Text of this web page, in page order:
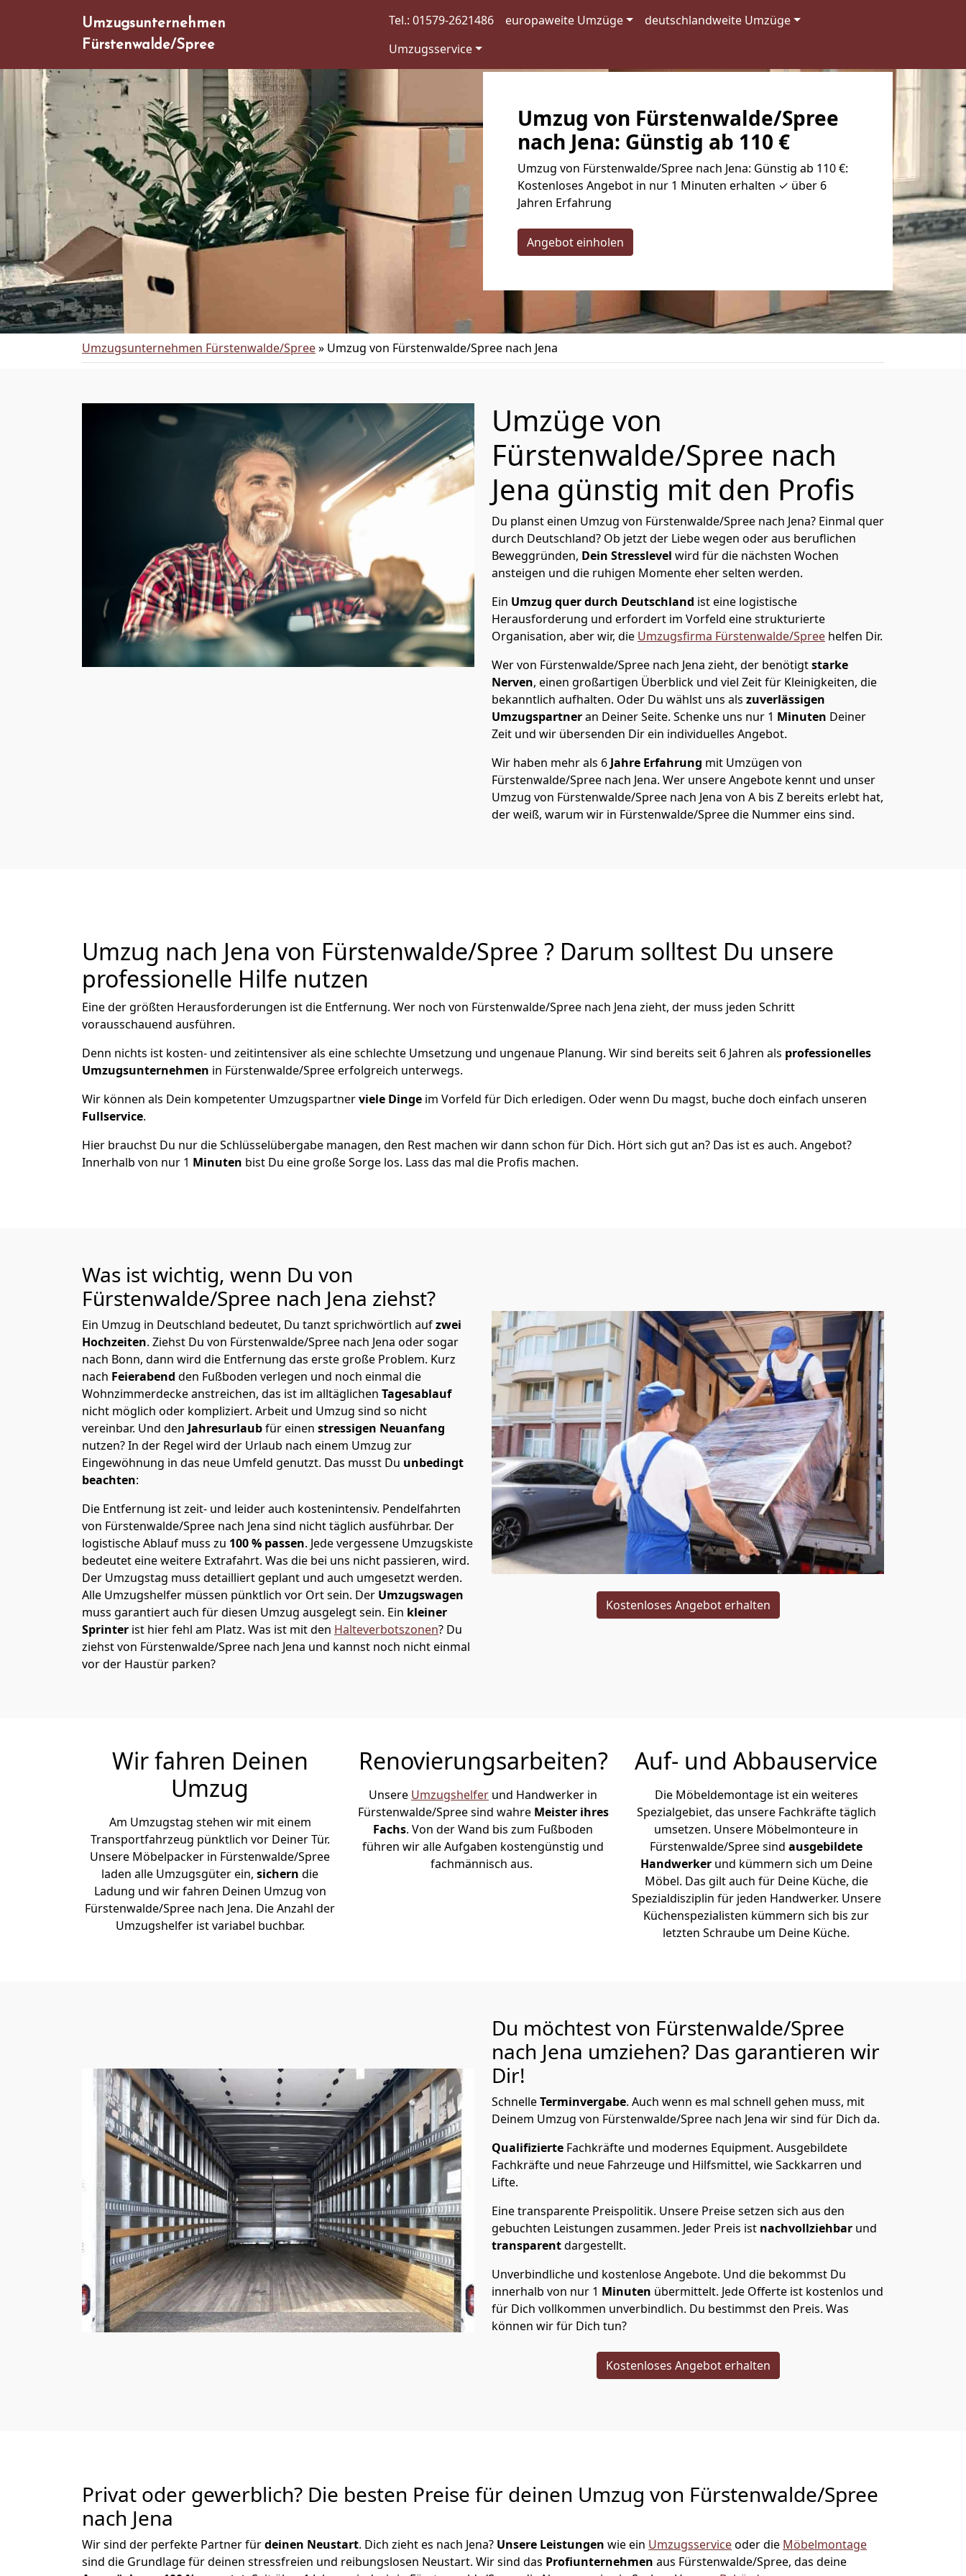
Umzugsunternehmen
Fürstenwalde/Spree
Tel.: 01579-2621486 europaweite Umzüge
deutschlandweite Umzüge
Umzugsservice
Umzug von Fürstenwalde/Spree
nach Jena: Günstig ab 110 €
Umzug von Fürstenwalde/Spree nach Jena: Günstig ab 110 €:
Kostenloses Angebot in nur 1 Minuten erhalten ✓ über 6
Jahren Erfahrung
Angebot einholen
Umzugsunternehmen Fürstenwalde/Spree» Umzug von Fürstenwalde/Spree nach Jena
Umzüge von
Fürstenwalde/Spree nach
Jena günstig mit den Profis
Du planst einen Umzug von Fürstenwalde/Spree nach Jena? Einmal quer
durch Deutschland? Ob jetzt der Liebe wegen oder aus beruflichen
Beweggründen, Dein Stresslevel wird für die nächsten Wochen
ansteigen und die ruhigen Momente eher selten werden.
Ein Umzug quer durch Deutschland ist eine logistische
Herausforderung und erfordert im Vorfeld eine strukturierte
Organisation, aber wir, die Umzugsfirma Fürstenwalde/Spree helfen Dir.
Wer von Fürstenwalde/Spree nach Jena zieht, der benötigtstarke
Nerven, einen großartigen Überblick und viel Zeit für Kleinigkeiten, die
bekanntlich aufhalten. Oder Du wählst uns als zuverlässigen
Umzugspartneran Deiner Seite. Schenke uns nur 1 Minuten Deiner
Zeit und wir übersenden Dir ein individuelles Angebot.
Wir haben mehr als 6 Jahre Erfahrung mit Umzügen von
Fürstenwalde/Spree nach Jena. Wer unsere Angebote kennt und unser
Umzug von Fürstenwalde/Spree nach Jena von A bis Z bereits erlebt hat,
der weiß, warum wir in Fürstenwalde/Spree die Nummer eins sind.
Umzug nach Jena von Fürstenwalde/Spree ? Darum solltest Du unsere
professionelle Hilfe nutzen
Eine der größten Herausforderungen ist die Entfernung. Wer noch von Fürstenwalde/Spree nach Jena zieht, der muss jeden Schritt
vorausschauend ausführen.
Denn nichts ist kosten- und zeitintensiver als eine schlechte Umsetzung und ungenaue Planung. Wir sind bereits seit 6 Jahren als professionelles
Umzugsunternehmen in Fürstenwalde/Spree erfolgreich unterwegs.
Wir können als Dein kompetenter Umzugspartnerviele Dinge im Vorfeld für Dich erledigen. Oder wenn Du magst, buche doch einfach unseren
Fullservice.
Hier brauchst Du nur die Schlüsselübergabe managen, den Rest machen wir dann schon für Dich. Hört sich gut an? Das ist es auch. Angebot?
Innerhalb von nur 1 Minuten bist Du eine große Sorge los. Lass das mal die Profis machen.
Was ist wichtig, wenn Du von
Fürstenwalde/Spree nach Jena ziehst?
Ein Umzug in Deutschland bedeutet, Du tanzt sprichwörtlich aufzwei
Hochzeiten. Ziehst Du von Fürstenwalde/Spree nach Jena oder sogar
nach Bonn, dann wird die Entfernung das erste große Problem. Kurz
nach Feierabend den Fußboden verlegen und noch einmal die
Wohnzimmerdecke anstreichen, das ist im alltäglichen Tagesablauf
nicht möglich oder kompliziert. Arbeit und Umzug sind so nicht
vereinbar. Und den Jahresurlaubfür einen stressigen Neuanfang
nutzen? In der Regel wird der Urlaub nach einem Umzug zur
Eingewöhnung in das neue Umfeld genutzt. Das musst Du unbedingt
beachten:
Die Entfernung ist zeit- und leider auch kostenintensiv. Pendelfahrten
von Fürstenwalde/Spree nach Jena sind nicht täglich ausführbar. Der
logistische Ablauf muss zu 100 % passen. Jede vergessene Umzugskiste
bedeutet eine weitere Extrafahrt. Was die bei uns nicht passieren, wird.
Der Umzugstag muss detailliert geplant und auch umgesetzt werden.
Alle Umzugshelfer müssen pünktlich vor Ort sein. Der Umzugswagen
muss garantiert auch für diesen Umzug ausgelegt sein. Ein kleiner
Sprinter ist hier fehl am Platz. Was ist mit den Halteverbotszonen? Du
ziehst von Fürstenwalde/Spree nach Jena und kannst noch nicht einmal
vor der Haustür parken?
Kostenloses Angebot erhalten
Wir fahren Deinen
Umzug
Am Umzugstag stehen wir mit einem
Transportfahrzeug pünktlich vor Deiner Tür.
Unsere Möbelpacker in Fürstenwalde/Spree
laden alle Umzugsgüter ein, sichern die
Ladung und wir fahren Deinen Umzug von
Fürstenwalde/Spree nach Jena. Die Anzahl der
Umzugshelfer ist variabel buchbar.
Renovierungsarbeiten?
Unsere Umzugshelfer und Handwerker in
Fürstenwalde/Spree sind wahre Meister ihres
Fachs. Von der Wand bis zum Fußboden
führen wir alle Aufgaben kostengünstig und
fachmännisch aus.
Auf- und Abbauservice
Die Möbeldemontage ist ein weiteres
Spezialgebiet, das unsere Fachkräfte täglich
umsetzen. Unsere Möbelmonteure in
Fürstenwalde/Spree sind ausgebildete
Handwerker und kümmern sich um Deine
Möbel. Das gilt auch für Deine Küche, die
Spezialdisziplin für jeden Handwerker. Unsere
Küchenspezialisten kümmern sich bis zur
letzten Schraube um Deine Küche.
Du möchtest von Fürstenwalde/Spree
nach Jena umziehen? Das garantieren wir
Dir!
SchnelleTerminvergabe. Auch wenn es mal schnell gehen muss, mit
Deinem Umzug von Fürstenwalde/Spree nach Jena wir sind für Dich da.
Qualifizierte Fachkräfte und modernes Equipment. Ausgebildete
Fachkräfte und neue Fahrzeuge und Hilfsmittel, wie Sackkarren und
Lifte.
Eine transparente Preispolitik. Unsere Preise setzen sich aus den
gebuchten Leistungen zusammen. Jeder Preis ist nachvollziehbar und
transparentdargestellt.
Unverbindliche und kostenlose Angebote. Und die bekommst Du
innerhalb von nur 1 Minuten übermittelt. Jede Offerte ist kostenlos und
für Dich vollkommen unverbindlich. Du bestimmst den Preis. Was
können wir für Dich tun?
Kostenloses Angebot erhalten
Privat oder gewerblich? Die besten Preise für deinen Umzug von Fürstenwalde/Spree
nach Jena
Wir sind der perfekte Partner fürdeinen Neustart. Dich zieht es nach Jena? Unsere Leistungen wie ein Umzugsserviceoder die Möbelmontage
sind die Grundlage für deinen stressfreien und reibungslosen Neustart. Wir sind das Profiunternehmen aus Fürstenwalde/Spree, das deine